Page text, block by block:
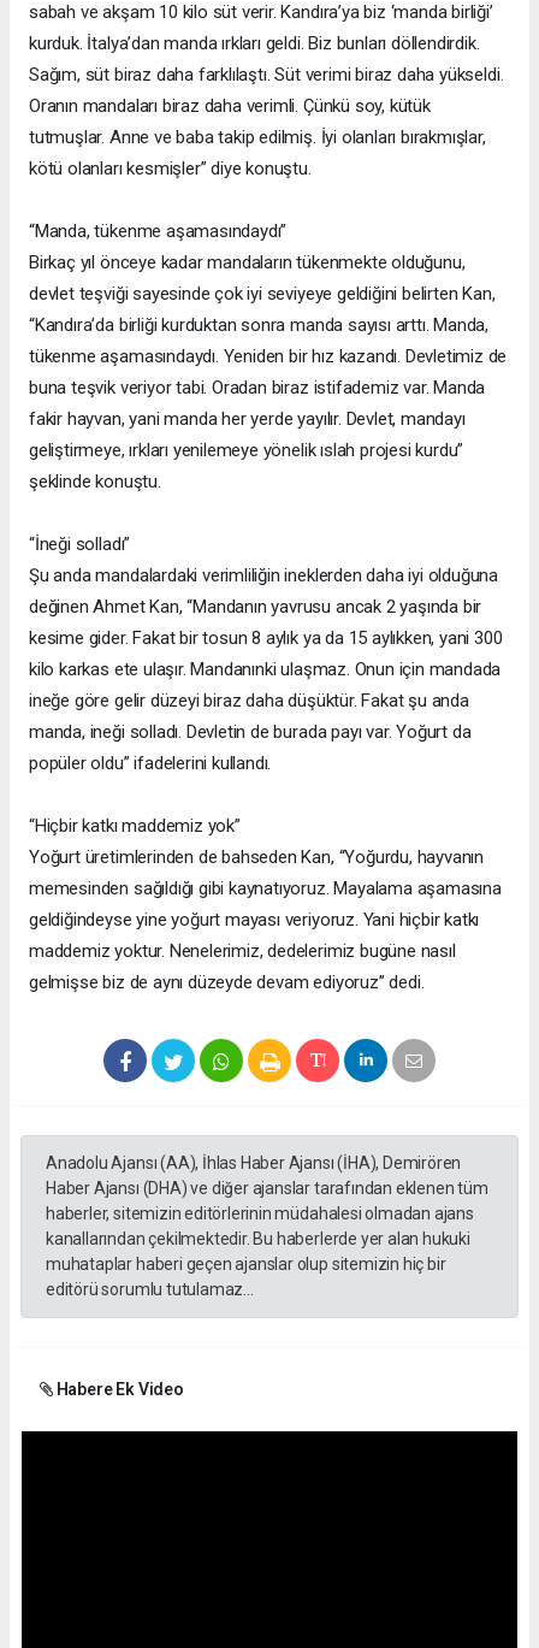
sabah ve akşam 10 kilo süt verir. Kandıra’ya biz ‘manda birliği’
kurduk. İtalya’dan manda ırkları geldi. Biz bunları döllendirdik.
Sağım, süt biraz daha farklılaştı. Süt verimi biraz daha yükseldi.
Oranın mandaları biraz daha verimli. Çünkü soy, kütük
tutmuşlar. Anne ve baba takip edilmiş. İyi olanları bırakmışlar,
kötü olanları kesmişler” diye konuştu.
“Manda, tükenme aşamasındaydı”
Birkaç yıl önceye kadar mandaların tükenmekte olduğunu,
devlet teşviği sayesinde çok iyi seviyeye geldiğini belirten Kan,
“Kandıra’da birliği kurduktan sonra manda sayısı arttı. Manda,
tükenme aşamasındaydı. Yeniden bir hız kazandı. Devletimiz de
buna teşvik veriyor tabi. Oradan biraz istifademiz var. Manda
fakir hayvan, yani manda her yerde yayılır. Devlet, mandayı
geliştirmeye, ırkları yenilemeye yönelik ıslah projesi kurdu”
şeklinde konuştu.
“İneği solladı”
Şu anda mandalardaki verimliliğin ineklerden daha iyi olduğuna
değinen Ahmet Kan, “Mandanın yavrusu ancak 2 yaşında bir
kesime gider. Fakat bir tosun 8 aylık ya da 15 aylıkken, yani 300
kilo karkas ete ulaşır. Mandanınki ulaşmaz. Onun için mandada
ineğe göre gelir düzeyi biraz daha düşüktür. Fakat şu anda
manda, ineği solladı. Devletin de burada payı var. Yoğurt da
popüler oldu” ifadelerini kullandı.
“Hiçbir katkı maddemiz yok”
Yoğurt üretimlerinden de bahseden Kan, “Yoğurdu, hayvanın
memesinden sağıldığı gibi kaynatıyoruz. Mayalama aşamasına
geldiğindeyse yine yoğurt mayası veriyoruz. Yani hiçbir katkı
maddemiz yoktur. Nenelerimiz, dedelerimiz bugüne nasıl
gelmişse biz de aynı düzeyde devam ediyoruz” dedi.
Anadolu Ajansı (AA), İhlas Haber Ajansı (İHA), Demirören
Haber Ajansı (DHA) ve diğer ajanslar tarafından eklenen tüm
haberler, sitemizin editörlerinin müdahalesi olmadan ajans
kanallarından çekilmektedir. Bu haberlerde yer alan hukuki
muhataplar haberi geçen ajanslar olup sitemizin hiç bir
editörü sorumlu tutulamaz...
Habere Ek Video